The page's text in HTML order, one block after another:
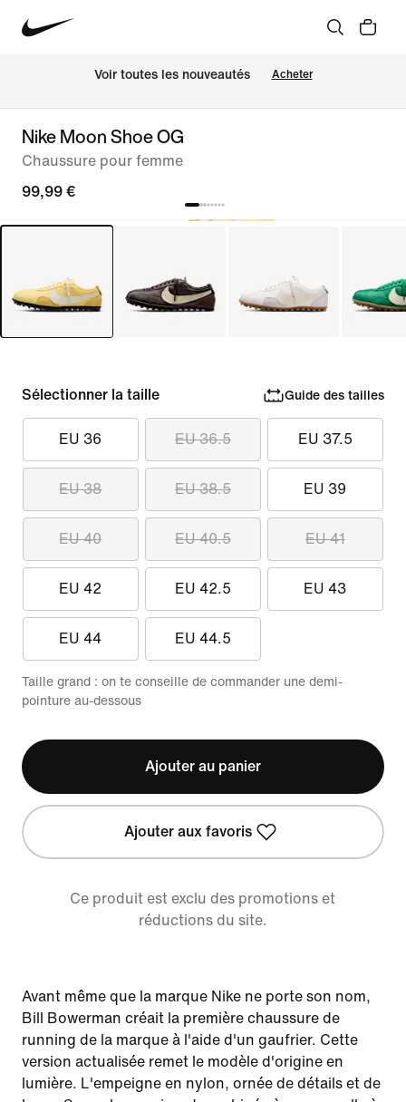
Voir toutes les nouveautés Acheter
Nike Moon Shoe OG
Chaussure pour femme
99,99 €
Sélectionner la taille Guide des tailles
EU 36 EU 36.5 EU 37.5
EU 38 EU 38.5 EU 39
EU 40 EU 40.5 EU 41
EU 42 EU 42.5 EU 43
EU 44 EU 44.5
Taille grand : on te conseille de commander une demi-
pointure au-dessous
Ajouter au panier
Ajouter aux favoris
Ce produit est exclu des promotions et
réductions du site.
Avant même que la marque Nike ne porte son nom,
Bill Bowerman créait la première chaussure de
running de la marque à l'aide d'un gaufrier. Cette
version actualisée remet le modèle d'origine en
lumière. L'empeigne en nylon, ornée de détails et de